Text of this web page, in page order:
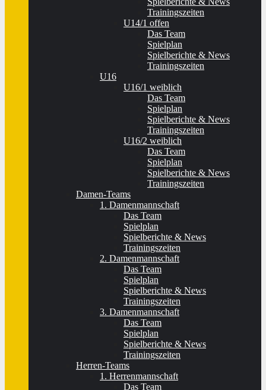
Trainingszeiten
U14/1 offen
Das Team
Spielplan
Spielberichte & News
Trainingszeiten
U16
U16/1 weiblich
Das Team
Spielplan
Spielberichte & News
Trainingszeiten
U16/2 weiblich
Das Team
Spielplan
Spielberichte & News
Trainingszeiten
Damen-Teams
1. Damenmannschaft
Das Team
Spielplan
Spielberichte & News
Trainingszeiten
2. Damenmannschaft
Das Team
Spielplan
Spielberichte & News
Trainingszeiten
3. Damenmannschaft
Das Team
Spielplan
Spielberichte & News
Trainingszeiten
Herren-Teams
1. Herrenmannschaft
Das Team